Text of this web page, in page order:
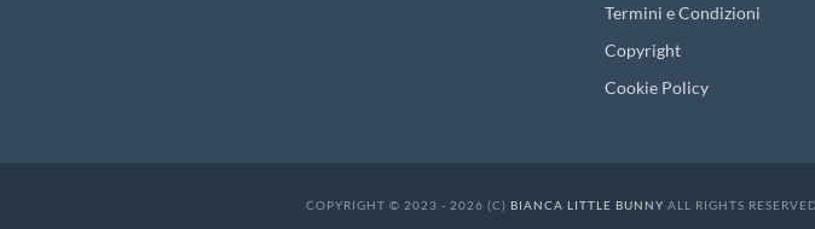
Termini e Condizioni
Copyright
Cookie Policy
COPYRIGHT © 2023 - 2026 (C) BIANCA LITTLE BUNNY ALL RIGHTS